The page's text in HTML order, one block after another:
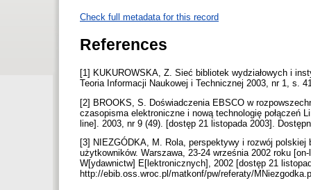
Check full metadata for this record
References
[1] KUKUROWSKA, Z. Sieć bibliotek wydziałowych i
Teoria Informacji Naukowej i Technicznej 2003, nr 1, s.
[2] BROOKS, S. Doświadczenia EBSCO w
czasopisma elektroniczne i nową technologię
line]. 2003, nr 9 (49). [dostęp 21 listopada 2003].
[3] NIEZGÓDKA, M. Rola, perspektywy i rozwój polskiej
użytkowników. Warszawa, 23-24 września 2002 roku
W[ydawnictw] E[lektronicznych], 2002 [dostęp 21
http://ebib.oss.wroc.pl/matkonf/pw/referaty/